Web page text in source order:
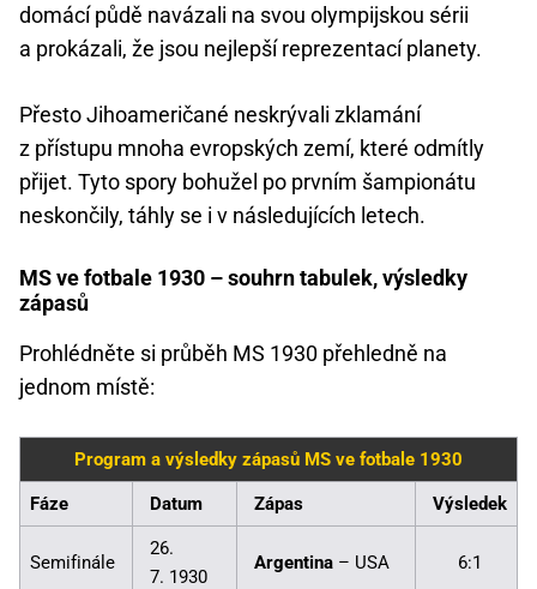
domácí půdě navázali na svou olympijskou sérii
a prokázali, že jsou nejlepší reprezentací planety.
Přesto Jihoameričané neskrývali zklamání
z přístupu mnoha evropských zemí, které odmítly
přijet. Tyto spory bohužel po prvním šampionátu
neskončily, táhly se i v následujících letech.
MS ve fotbale 1930 – souhrn tabulek, výsledky
zápasů
Prohlédněte si průběh MS 1930 přehledně na
jednom místě:
Program a výsledky zápasů MS ve fotbale 1930
Fáze Datum Zápas Výsledek
Semifinále
26.
7. 1930
Argentina – USA 6:1